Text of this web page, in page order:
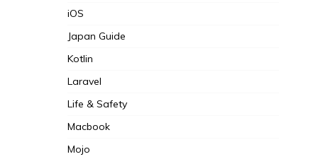
iOS
Japan Guide
Kotlin
Laravel
Life & Safety
Macbook
Mojo